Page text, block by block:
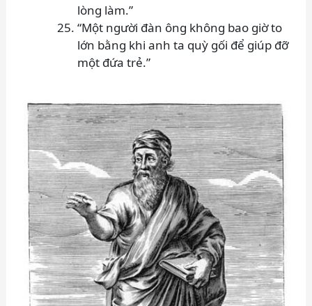
lòng làm.”
“Một người đàn ông không bao giờ to
lớn bằng khi anh ta quỳ gối để giúp đỡ
một đứa trẻ.”